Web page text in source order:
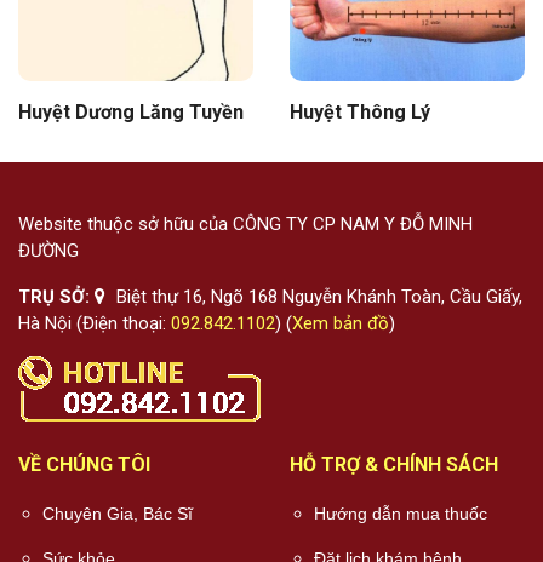
Huyệt Dương Lăng Tuyền Huyệt Thông Lý
Website thuộc sở hữu của CÔNG TY CP NAM Y ĐỖ MINH
ĐƯỜNG
TRỤ SỞ:
Biệt thự 16, Ngõ 168 Nguyễn Khánh Toàn, Cầu Giấy,
Hà Nội (Điện thoại: 092.842.1102) (Xem bản đồ)
VỀ CHÚNG TÔI
Chuyên Gia, Bác Sĩ
HỖ TRỢ & CHÍNH SÁCH
Hướng dẫn mua thuốc